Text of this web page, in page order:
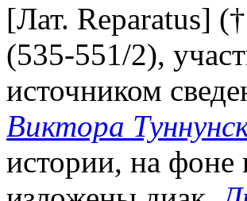
[Лат. Reparatus]
(535-551/2),
источником
Виктора
истории, на фоне